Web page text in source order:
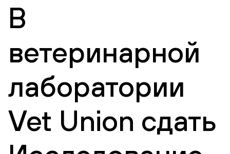
В
ветеринарной
лаборатории
Vet Union сдать